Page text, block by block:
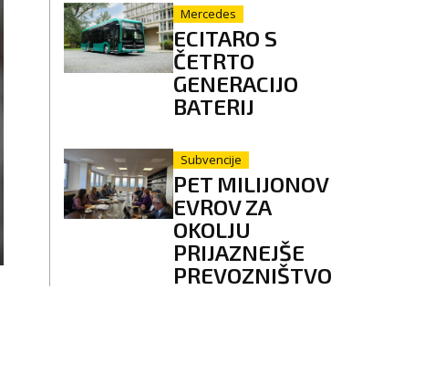
Mercedes
ECITARO S
ČETRTO
GENERACIJO
BATERIJ
Subvencije
PET MILIJONOV
EVROV ZA
OKOLJU
PRIJAZNEJŠE
PREVOZNIŠTVO